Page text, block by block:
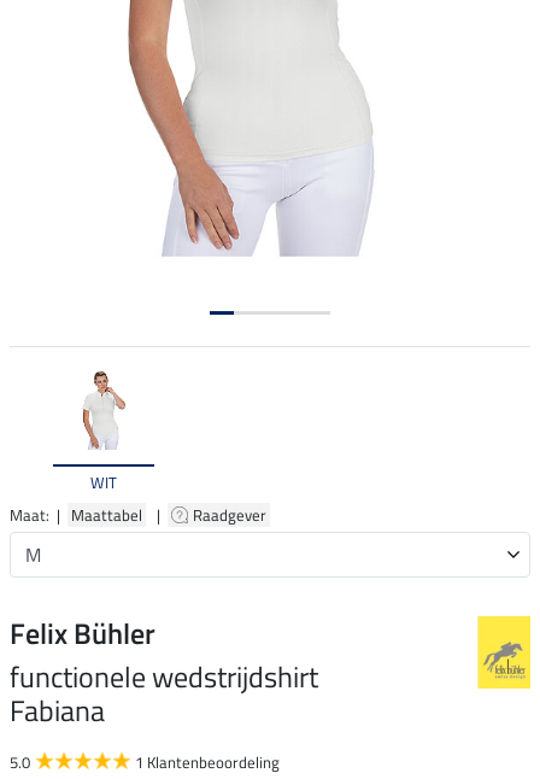
WIT
Maat: | Maattabel | Raadgever
Felix Bühler
functionele wedstrijdshirt
Fabiana
5.0 1 Klantenbeoordeling